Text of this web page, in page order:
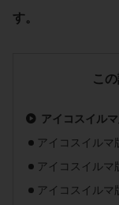
す。
こ
アイコスイル
アイコスイル
アイコスイル
アイコスイル